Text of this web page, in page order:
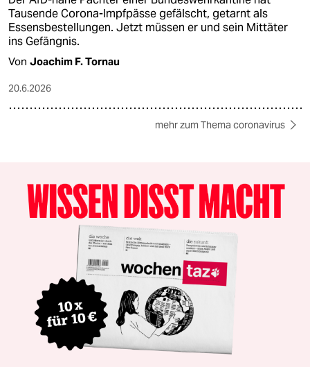
Tausende Corona-Impfpässe gefälscht, getarnt als
Essensbestellungen. Jetzt müssen er und sein Mittäter
ins Gefängnis.
Von Joachim F. Tornau
20.6.2026
mehr zum Thema coronavirus